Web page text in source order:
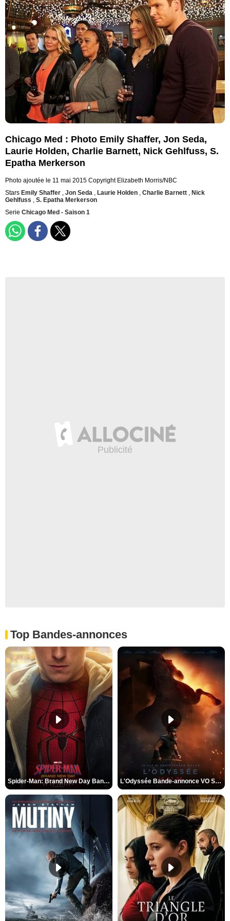
Chicago Med : Photo Emily Shaffer, Jon Seda,
Laurie Holden, Charlie Barnett, Nick Gehlfuss, S.
Epatha Merkerson
Photo ajoutée le 11 mai 2015 Copyright Elizabeth Morris/NBC
Stars Emily Shaffer , Jon Seda , Laurie Holden , Charlie Barnett , Nick
Gehlfuss , S. Epatha Merkerson
Serie Chicago Med - Saison 1
Top Bandes-annonces
Spider-Man: Brand New Day Bande-annonce VO STFR L'Odyssée Bande-annonce VO STFR